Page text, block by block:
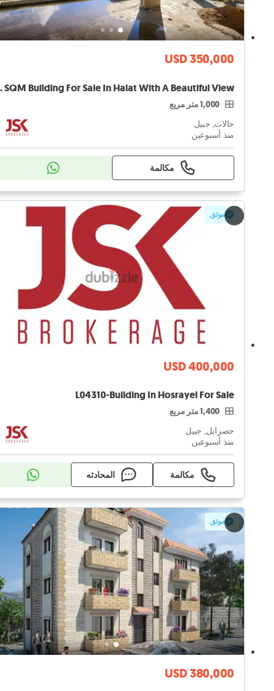
USD 350,000
View
1,000 متر مربع
حالات, جبيل
منذ أسبوعين
مكالمة
موثق
USD 400,000
L04310-Building In Hosrayel For Sale
1,400 متر مربع
حصرايل, جبيل
منذ أسبوعين
مكالمة المحادثه
موثق
USD 380,000